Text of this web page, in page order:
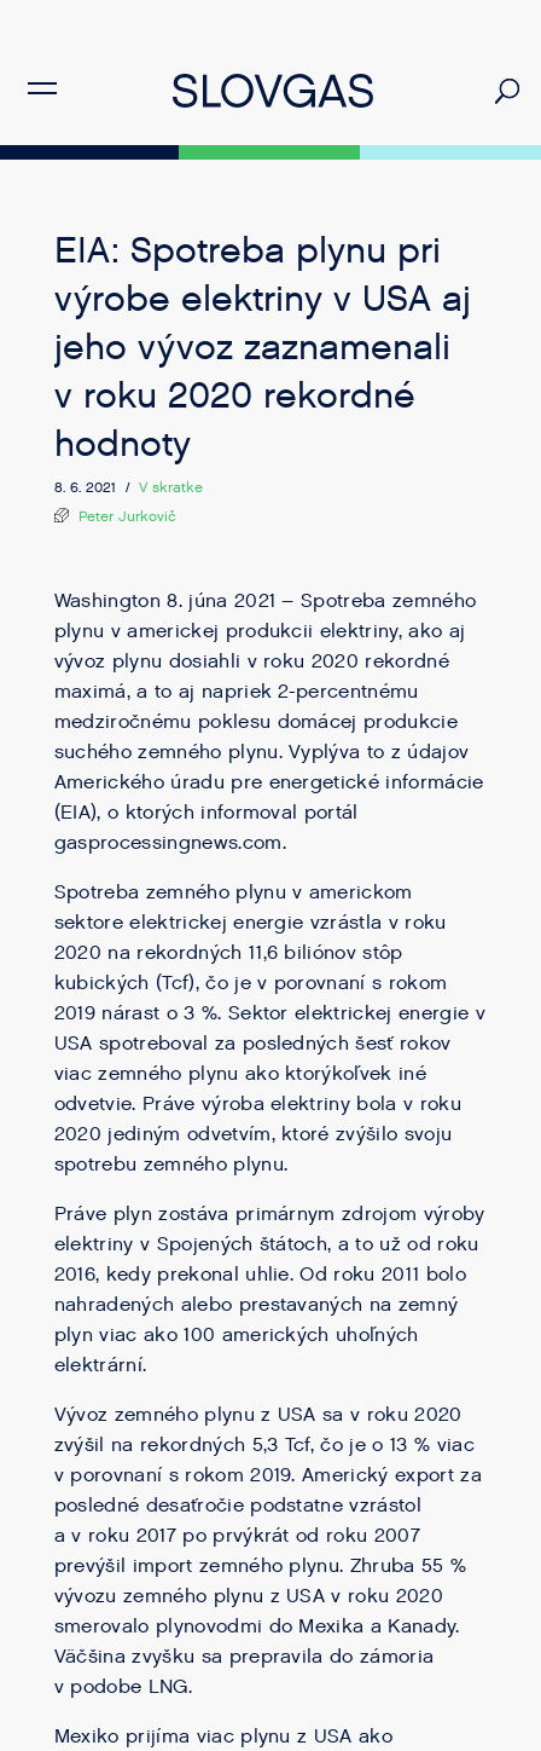
EIA: Spotreba plynu pri
výrobe elektriny v USA aj
jeho vývoz zaznamenali
v roku 2020 rekordné
hodnoty
8. 6. 2021 / V skratke
Peter Jurkovič
Washington 8. júna 2021 – Spotreba zemného
plynu v americkej produkcii elektriny, ako aj
vývoz plynu dosiahli v roku 2020 rekordné
maximá, a to aj napriek 2-percentnému
medziročnému poklesu domácej produkcie
suchého zemného plynu. Vyplýva to z údajov
Amerického úradu pre energetické informácie
(EIA), o ktorých informoval portál
gasprocessingnews.com.
Spotreba zemného plynu v americkom
sektore elektrickej energie vzrástla v roku
2020 na rekordných 11,6 biliónov stôp
kubických (Tcf), čo je v porovnaní s rokom
2019 nárast o 3 %. Sektor elektrickej energie v
USA spotreboval za posledných šesť rokov
viac zemného plynu ako ktorýkoľvek iné
odvetvie. Práve výroba elektriny bola v roku
2020 jediným odvetvím, ktoré zvýšilo svoju
spotrebu zemného plynu.
Práve plyn zostáva primárnym zdrojom výroby
elektriny v Spojených štátoch, a to už od roku
2016, kedy prekonal uhlie. Od roku 2011 bolo
nahradených alebo prestavaných na zemný
plyn viac ako 100 amerických uhoľných
elektrární.
Vývoz zemného plynu z USA sa v roku 2020
zvýšil na rekordných 5,3 Tcf, čo je o 13 % viac
v porovnaní s rokom 2019. Americký export za
posledné desaťročie podstatne vzrástol
a v roku 2017 po prvýkrát od roku 2007
prevýšil import zemného plynu. Zhruba 55 %
vývozu zemného plynu z USA v roku 2020
smerovalo plynovodmi do Mexika a Kanady.
Väčšina zvyšku sa prepravila do zámoria
v podobe LNG.
Mexiko prijíma viac plynu z USA ako